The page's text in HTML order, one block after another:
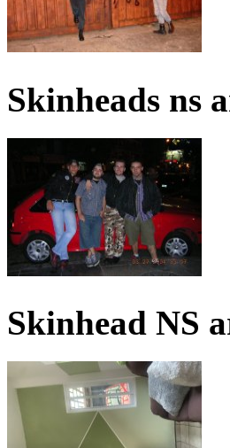
Skinheads ns
Skinhead NS